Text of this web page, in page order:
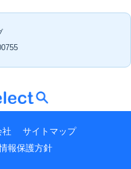
社
サイトマップ
報保護方針